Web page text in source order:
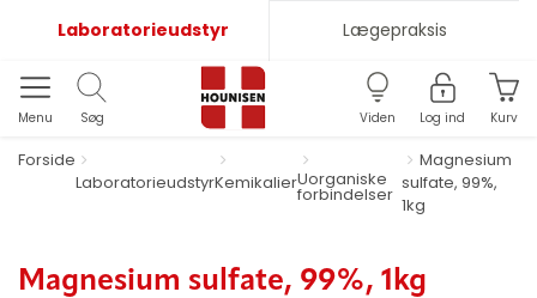
Laboratorieudstyr Lægepraksis
Menu Søg Viden Log ind Kurv
Forside
LaboratorieudstyrKemikalierUorganiske
forbindelser
Magnesium
sulfate, 99%,
1kg
Magnesium sulfate, 99%, 1kg